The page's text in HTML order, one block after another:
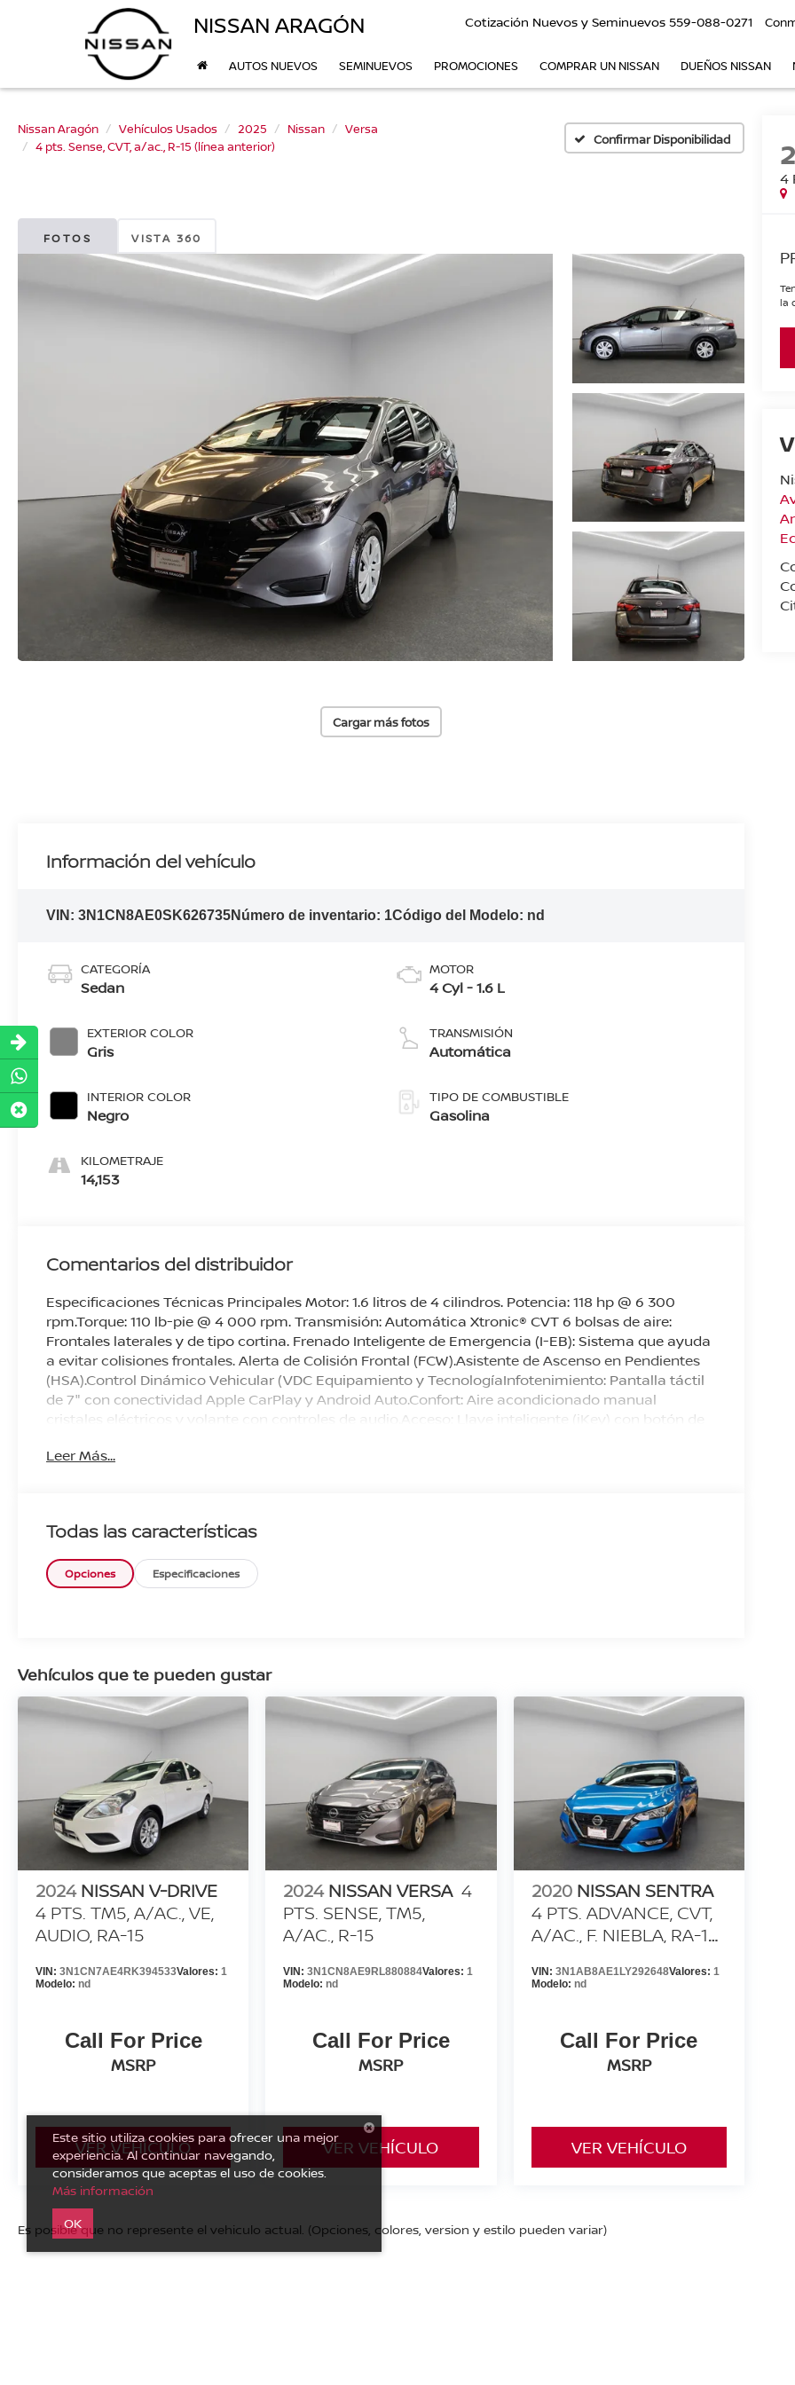
NISSAN ARAGÓN Cotización Nuevos y Seminuevos 559-088-0271
AUTOS NUEVOS SEMINUEVOS PROMOCIONES COMPRAR UN NISSAN DUEÑOS NISSAN
Nissan Aragón Vehículos Usados 2025 Nissan
Versa
4 pts. Sense, CVT, a/ac., R-15 (línea anterior)
Confirmar Disponibilidad
FOTOS VISTA 360
Cargar más fotos
4
la
Información del vehículo
VIN:3N1CN8AE0SK626735Número de inventario: 1Código del Modelo: nd
CATEGORÍA
Sedan
EXTERIOR COLOR
Gris
INTERIOR COLOR
Negro
KILOMETRAJE
14,153
MOTOR
4 Cyl - 1.6 L
TRANSMISIÓN
Automática
TIPO DE COMBUSTIBLE
Gasolina
Comentarios del distribuidor
Especificaciones Técnicas Principales Motor: 1.6 litros de 4 cilindros. Potencia: 118 hp @ 6 300
rpm.Torque: 110 lb-pie @ 4 000 rpm. Transmisión: Automática Xtronic® CVT 6 bolsas de aire:
Frontales laterales y de tipo cortina. Frenado Inteligente de Emergencia (I-EB): Sistema que ayuda
a evitar colisiones frontales. Alerta de Colisión Frontal (FCW).Asistente de Ascenso en Pendientes
(HSA).Control Dinámico Vehicular (VDC Equipamiento y TecnologíaInfotenimiento: Pantalla táctil
de 7" con conectividad Apple CarPlay y Android Auto.Confort: Aire acondicionado manual
cristales eléctricos y volante con controles de audio.Acceso: Llave inteligente (iKey) con botón de
Leer Más...
Todas las características
Opciones Especificaciones
Vehículos que te pueden gustar
2024 NISSAN V-DRIVE
4 PTS. TM5, A/AC., VE,
AUDIO, RA-15
VIN: 3N1CN7AE4RK394533Valores: 1
Modelo: nd
Call For Price
MSRP
VER VEHÍCULO
2024 NISSAN VERSA 4
PTS. SENSE, TM5,
A/AC., R-15
VIN:3N1CN8AE9RL880884Valores: 1
Modelo:nd
Call For Price
MSRP
VER VEHÍCULO
2020 NISSAN SENTRA
4 PTS. ADVANCE, CVT,
A/AC., F. NIEBLA, RA-16
VIN: 3N1AB8AE1LY292648Valores: 1
Modelo: nd
Call For Price
MSRP
VER VEHÍCULO
Es posible que no represente el vehiculo actual. (Opciones, colores, version y estilo pueden variar)
Este sitio utiliza cookies para ofrecer una mejor
experiencia. Al continuar navegando,
consideramos que aceptas el uso de cookies.
Más información
OK